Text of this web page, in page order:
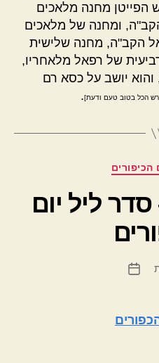
הפייטן מחנה מלאכים
ומחנה של מלאכים
הקב"ה, מחנה שלישית
של רפאל מלאחריו,
יושב על כסא רם
הכל בטוב טעם ודעת].
קטגוריות
הכיפורים
ליל יום
תאריך